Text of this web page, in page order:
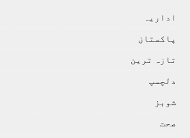
اداريہ
پاکستان
تازہ ترين
دلچسپ
شوبز
صحت